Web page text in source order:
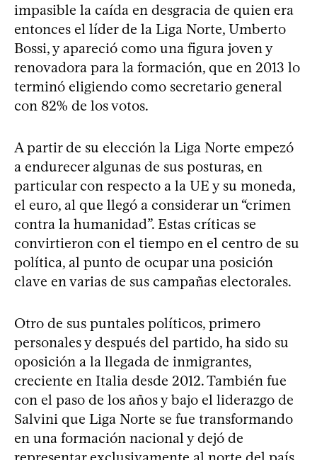
impasible la caída en desgracia de quien era
entonces el líder de la Liga Norte, Umberto
Bossi, y apareció como una figura joven y
renovadora para la formación, que en 2013 lo
terminó eligiendo como secretario general
con 82% de los votos.
A partir de su elección la Liga Norte empezó
a endurecer algunas de sus posturas, en
particular con respecto a la UE y su moneda,
el euro, al que llegó a considerar un “crimen
contra la humanidad”. Estas críticas se
convirtieron con el tiempo en el centro de su
política, al punto de ocupar una posición
clave en varias de sus campañas electorales.
Otro de sus puntales políticos, primero
personales y después del partido, ha sido su
oposición a la llegada de inmigrantes,
creciente en Italia desde 2012. También fue
con el paso de los años y bajo el liderazgo de
Salvini que Liga Norte se fue transformando
en una formación nacional y dejó de